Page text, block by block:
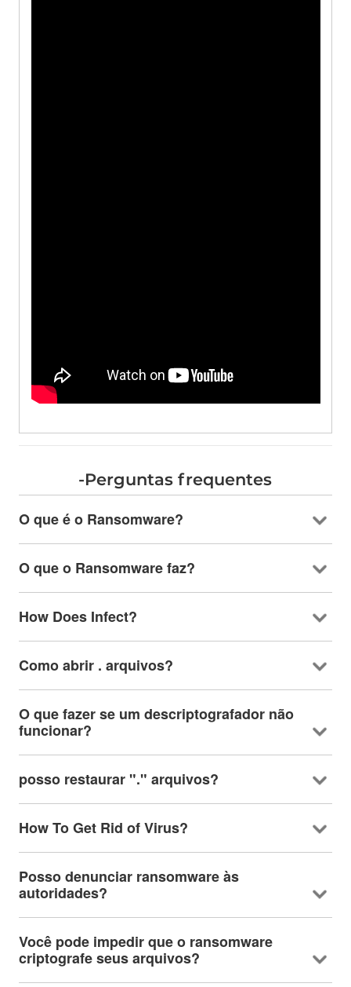
-Perguntas frequentes
O que é o Ransomware?
O que o Ransomware faz?
How Does Infect?
Como abrir . arquivos?
O que fazer se um descriptografador não
funcionar?
posso restaurar "." arquivos?
How To Get Rid of Virus?
Posso denunciar ransomware às
autoridades?
Você pode impedir que o ransomware
criptografe seus arquivos?